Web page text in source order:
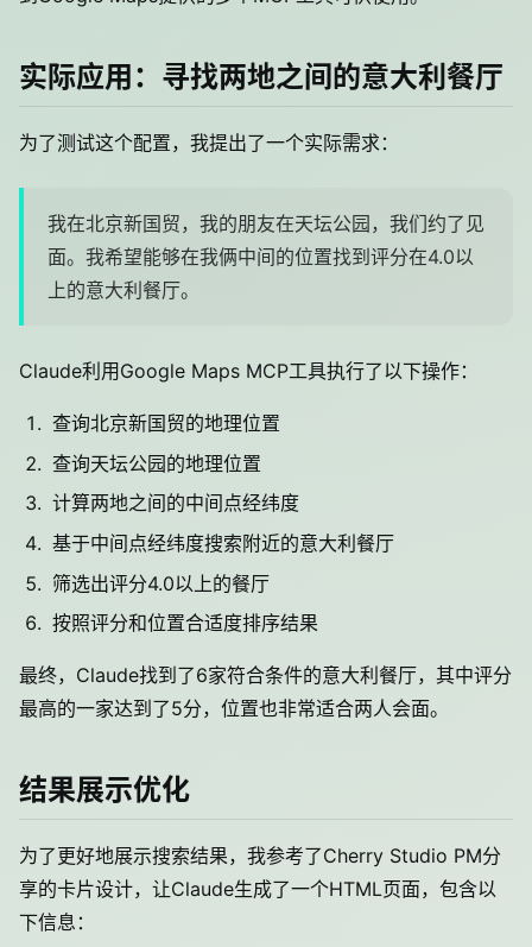
实际应用：寻找两地之间的意大利餐厅
为了测试这个配置，我提出了一个实际需求：
我在北京新国贸，我的朋友在天坛公园，我们约了见
面。我希望能够在我俩中间的位置找到评分在4.0以
上的意大利餐厅。
Claude利用Google Maps MCP工具执行了以下操作：
查询北京新国贸的地理位置
查询天坛公园的地理位置
计算两地之间的中间点经纬度
基于中间点经纬度搜索附近的意大利餐厅
筛选出评分4.0以上的餐厅
按照评分和位置合适度排序结果
最终，Claude找到了6家符合条件的意大利餐厅，其中评分
最高的一家达到了5分，位置也非常适合两人会面。
结果展示优化
为了更好地展示搜索结果，我参考了Cherry Studio PM分
享的卡片设计，让Claude生成了一个HTML页面，包含以
下信息：